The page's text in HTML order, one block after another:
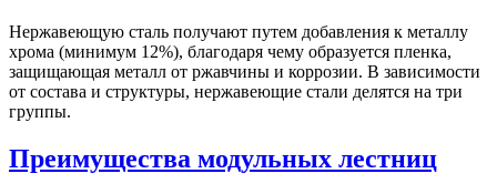
Нержавеющую сталь получают путем добавления к металлу
хрома (минимум 12%), благодаря чему образуется пленка,
защищающая металл от ржавчины и коррозии. В зависимости
от состава и структуры, нержавеющие стали делятся на три
группы.
Преимущества модульных лестниц